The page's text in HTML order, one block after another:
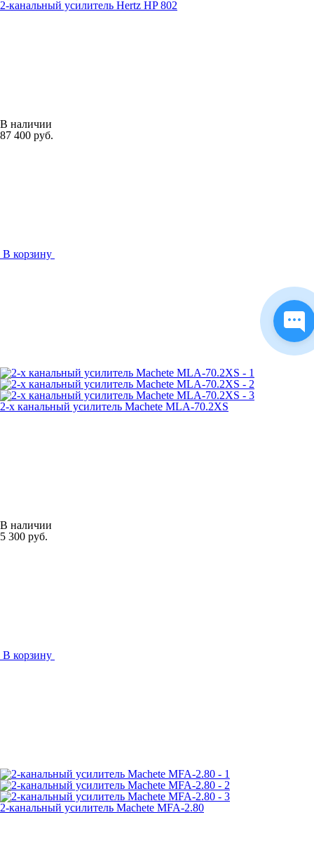
2-канальный усилитель Hertz HP 802
В наличии
87 400 руб.
В корзину
2-х канальный усилитель Machete MLA-70.2XS
В наличии
5 300 руб.
В корзину
2-канальный усилитель Machete MFA-2.80